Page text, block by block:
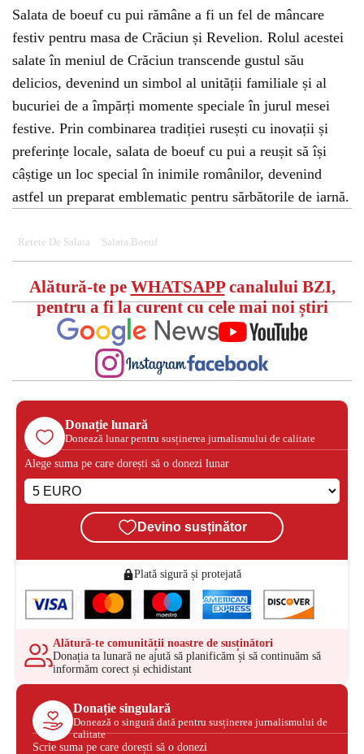
Salata de boeuf cu pui rămâne a fi un fel de mâncare
festiv pentru masa de Crăciun și Revelion. Rolul acestei
salate în meniul de Crăciun transcende gustul său
delicios, devenind un simbol al unității familiale și al
bucuriei de a împărți momente speciale în jurul mesei
festive. Prin combinarea tradiției rusești cu inovații și
preferințe locale, salata de boeuf cu pui a reușit să își
câștige un loc special în inimile românilor, devenind
astfel un preparat emblematic pentru sărbătorile de iarnă.
Retete De Salata Salata Boeuf
Alătură-te pe WHATSAPPcanalului BZI,
pentru a fi la curent cu cele mai noi știri
Donație lunară
Donează lunar pentru susținerea jurnalismului de calitate
Alege suma pe care dorești să o donezi lunar
Devino susținător
Plată sigură și protejată
Alătură-te comunității noastre de susținători
Donația ta lunară ne ajută să planificăm și să continuăm să
informăm corect și echidistant
Donație singulară
Donează o singură dată pentru susținerea jurnalismului de
calitate
Scrie suma pe care dorești să o donezi